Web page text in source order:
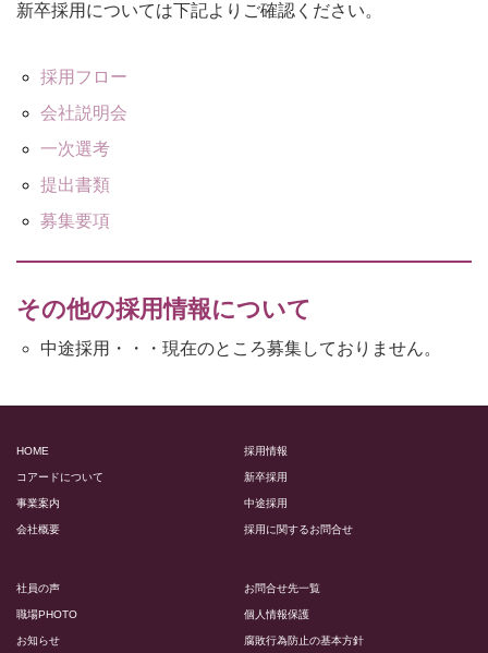
新卒採用については下記よりご確認ください。
採用フロー
会社説明会
一次選考
提出書類
募集要項
その他の採用情報について
中途採用・・・現在のところ募集しておりません。
HOME
コアードについて
事業案内
会社概要
採用情報
新卒採用
中途採用
採用に関するお問合せ
社員の声
職場PHOTO
お知らせ
お問合せ先一覧
個人情報保護
腐敗行為防止の基本方針